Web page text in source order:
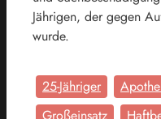
Jährigen, der gegen
wurde.
25-Jähriger
Großeinsatz